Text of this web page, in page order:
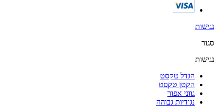
נגישות
סגור
נגישות
הגדל טקסט
הקטן טקסט
גווני אפור
נגודיות גבוהה